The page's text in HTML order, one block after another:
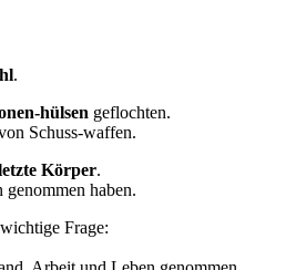
.
hülsen geflochten.
Schuss-waffen.
Körper.
genommen haben.
Frage: